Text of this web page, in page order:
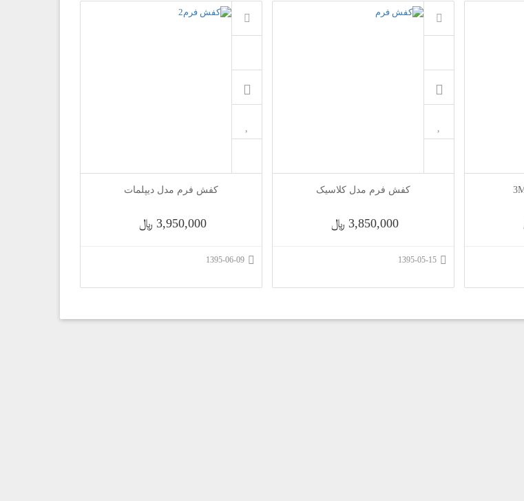
کفش فرم مدل کلاسیک
3,850,000 ﷼
کفش فرم مدل دیپلمات
3,950,000 ﷼